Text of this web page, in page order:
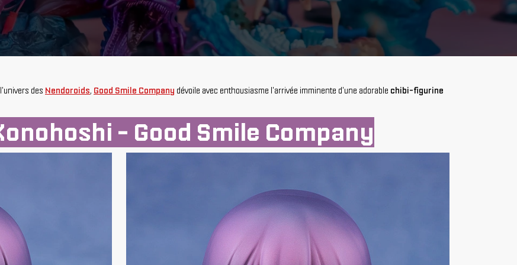
des Nendoroids, Good Smile Company dévoile avec enthousiasme l'arrivée imminente d'une adorable chibi-figurine
- Good Smile Company